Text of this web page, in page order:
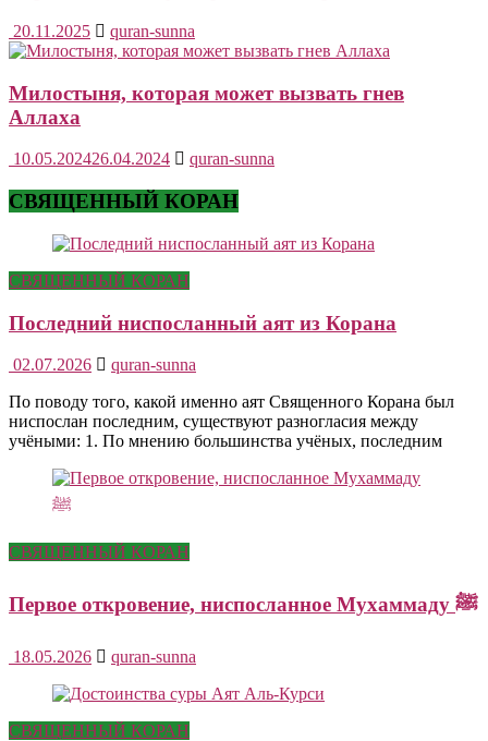
20.11.2025 quran-sunna
Милостыня, которая может вызвать гнев
Аллаха
10.05.202426.04.2024 quran-sunna
СВЯЩЕННЫЙ КОРАН
СВЯЩЕННЫЙ КОРАН
Последний ниспосланный аят из Корана
02.07.2026
quran-sunna
По поводу того, какой именно аят Священного Корана был
ниспослан последним, существуют разногласия между
учёными: 1. По мнению большинства учёных, последним
СВЯЩЕННЫЙ КОРАН
Первое откровение, ниспосланное Мухаммаду ﷺ
18.05.2026 quran-sunna
СВЯЩЕННЫЙ КОРАН